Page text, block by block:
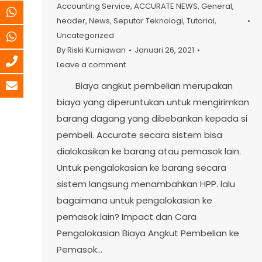
Accounting Service, ACCURATE NEWS, General,
header, News, Seputar Teknologi, Tutorial,
Uncategorized
ByRiski Kurniawan
Januari 26, 2021
Leave a comment
Biaya angkut pembelian merupakan
biaya yang diperuntukan untuk mengirimkan
barang dagang yang dibebankan kepada si
pembeli. Accurate secara sistem bisa
dialokasikan ke barang atau pemasok lain.
Untuk pengalokasian ke barang secara
sistem langsung menambahkan HPP. lalu
bagaimana untuk pengalokasian ke
pemasok lain? Impact dan Cara
Pengalokasian Biaya Angkut Pembelian ke
Pemasok…